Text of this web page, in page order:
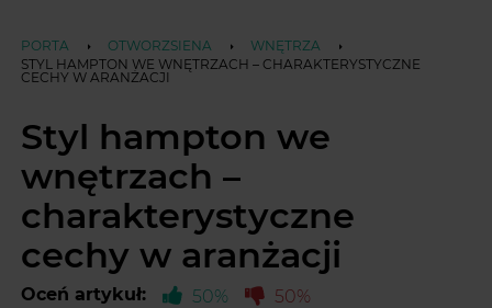
PORTA OTWORZSIENA
WNĘTRZA
STYL HAMPTON WE WNĘTRZACH – CHARAKTERYSTYCZNE
CECHY W ARANŻACJI
Styl hampton we
wnętrzach –
charakterystyczne
cechy w aranżacji
Oceń artykuł: 50% 50%